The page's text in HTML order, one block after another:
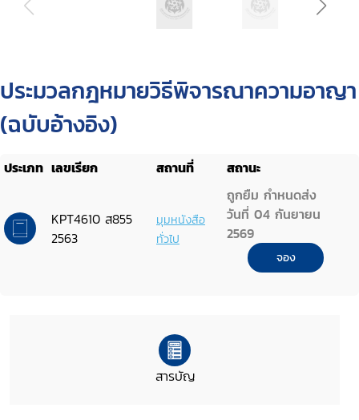
ประมวลกฎหมายวิธีพิจารณาความอาญา
(ฉบับอ้างอิง)
ประเภท เลขเรียก สถานที่ สถานะ
KPT4610 ส855
2563
มุมหนังสือ
ทั่วไป
ถูกยืม กำหนดส่ง
วันที่ 04 กันยายน
2569
จอง
สารบัญ